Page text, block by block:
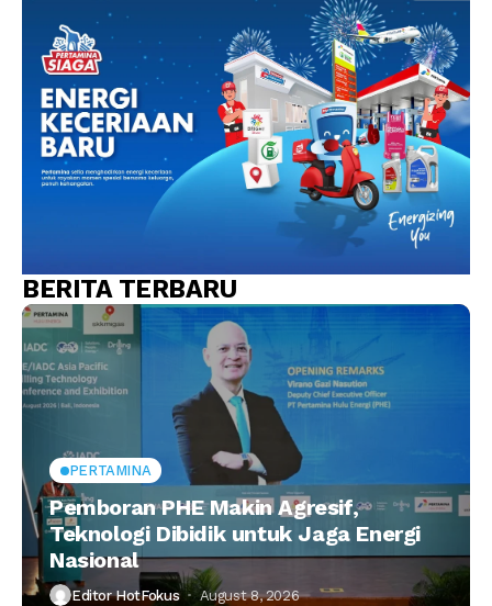
BERITA TERBARU
PERTAMINA
Pemboran PHE Makin Agresif,
Teknologi Dibidik untuk Jaga Energi
Nasional
Editor HotFokus August 8, 2026